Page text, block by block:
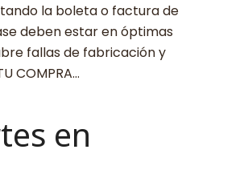
la boleta o factura de
deben estar en óptimas
fallas de fabricación y
COMPRA…
en